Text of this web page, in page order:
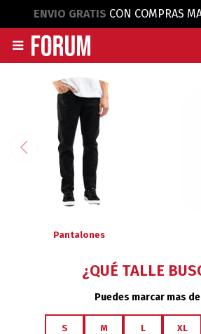
ENVIO GRATIS CON COMPRAS

Pantalones
¿QUÉ TALLE
Puedes marcar mas
S M L XL